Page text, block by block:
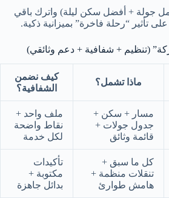
جولة + أفضل سكن ليلة) واترك باقي
تأثير “رحلة فاخرة” بميزانية ذكية.
(تنظيم + شفافية + دعم وثائقي)
ماذا تشمل؟
كيف نضمن
الشفافية؟
مسار + سكن +
جدول جولات +
قائمة وثائق
ملف واحد +
نقاط واضحة
لكل خدمة
كل ما سبق +
تنقلات منظمة +
هامش طوارئ
تأكيدات
مكتوبة +
بدائل جاهزة